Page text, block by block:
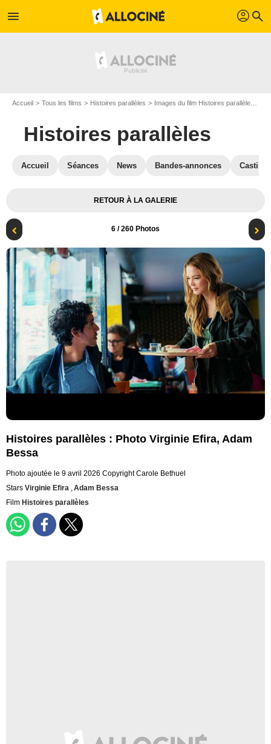
menu profil search
Accueil Tous les films Histoires parallèles Images du film Histoires parallèles
Histoires parallèles
Accueil Séances News Bandes-annonces Casting
RETOUR À LA GALERIE
6 / 260 Photos
Histoires parallèles : Photo Virginie Efira, Adam
Bessa
Photo ajoutée le 9 avril 2026 Copyright Carole Bethuel
Stars Virginie Efira ,Adam Bessa
Film Histoires parallèles